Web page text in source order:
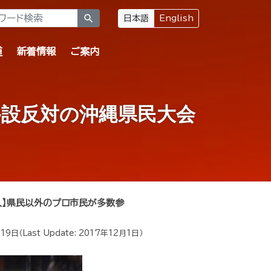
search 日本語 English
新着情報 ご案内
反対の沖縄県民大会
】県民以外のプロ市民が多数参
日 （Last Update: 2017年12月1日 ）